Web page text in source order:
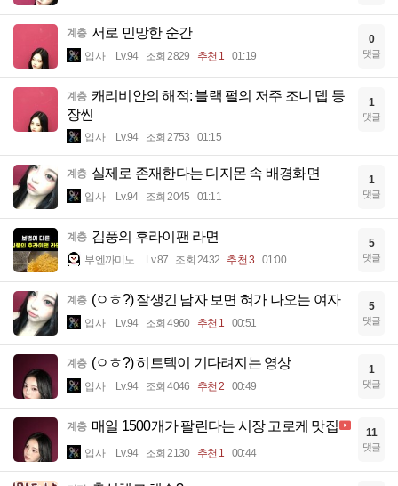
계층 서로 민망한 순간
입사 Lv.94 조회 2829 추천 1 01:19
0
댓글
계층 캐리비안의 해적: 블랙 펄의 저주 조니 뎁 등
장씬
입사 Lv.94 조회 2753 01:15
1
댓글
계층 실제로 존재한다는 디지몬 속 배경화면
입사 Lv.94 조회 2045 01:11
1
댓글
계층 김풍의 후라이팬 라면
부엔까미노 Lv.87 조회 2432 추천 3 01:00
5
댓글
계층 (ㅇㅎ?) 잘생긴 남자 보면 혀가 나오는 여자
입사 Lv.94 조회 4960 추천 1 00:51
5
댓글
계층 (ㅇㅎ?) 히트텍이 기다려지는 영상
입사 Lv.94 조회 4046 추천 2 00:49
1
댓글
계층 매일 1500개가 팔린다는 시장 고로케 맛집
입사 Lv.94 조회 2130 추천 1 00:44
11
댓글